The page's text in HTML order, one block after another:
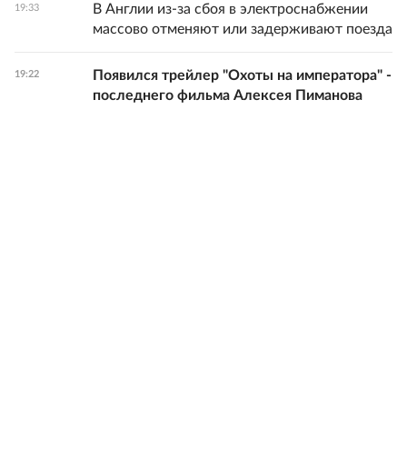
19:33
В Англии из-за сбоя в электроснабжении
массово отменяют или задерживают поезда
19:22
Появился трейлер "Охоты на императора" -
последнего фильма Алексея Пиманова